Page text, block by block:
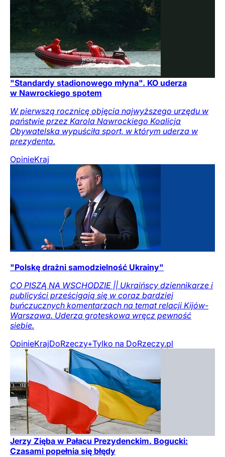
"Standardy stadionowego młyna". KO uderza
w Nawrockiego spotem
W pierwszą rocznicę objęcia najwyższego urzędu w
państwie przez Karola Nawrockiego Koalicja
Obywatelska wypuściła sport, w którym uderza w
prezydenta.
OpinieKraj
"Polskę drażni samodzielność Ukrainy"
CO PISZĄ NA WSCHODZIE || Ukraińscy dziennikarze i
publicyści prześcigają się w coraz bardziej
buńczucznych komentarzach na temat relacji Kijów-
Warszawa. Uderza groteskowa wręcz pewność
siebie.
OpinieKrajDoRzeczy+Tylko na DoRzeczy.pl
Jerzy Zięba w Pałacu Prezydenckim. Bogucki:
Czasami popełnia się błędy